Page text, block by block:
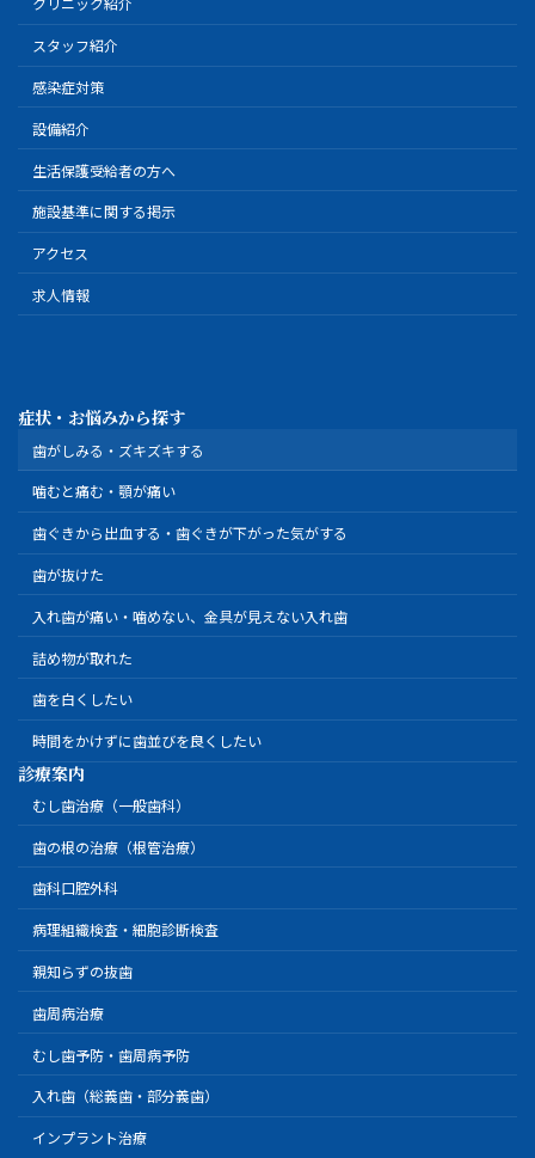
スタッフ紹介
感染症対策
設備紹介
生活保護受給者の方へ
施設基準に関する掲示
アクセス
求人情報
症状・お悩みから探す
歯がしみる・ズキズキする
噛むと痛む・顎が痛い
歯ぐきから出血する・歯ぐきが下がった気がする
歯が抜けた
入れ歯が痛い・噛めない、金具が見えない入れ歯
詰め物が取れた
歯を白くしたい
時間をかけずに歯並びを良くしたい
診療案内
むし歯治療（一般歯科）
歯の根の治療（根管治療）
歯科口腔外科
病理組織検査・細胞診断検査
親知らずの抜歯
歯周病治療
むし歯予防・歯周病予防
入れ歯（総義歯・部分義歯）
インプラント治療